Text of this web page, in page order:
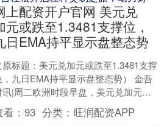
上配资开户官网 美元兑
元或跌至1.3481支撑位，
日EMA持平显示盘整态势
原标题：美元兑加元或跌至1.3481支撑
，九日EMA持平显示盘整态势） 金吾
讯|周二欧洲时段早盘，美元兑加元结
两日连涨回落至1.3660附近。技术分析
....
看：93 分类： 旺润配资APP